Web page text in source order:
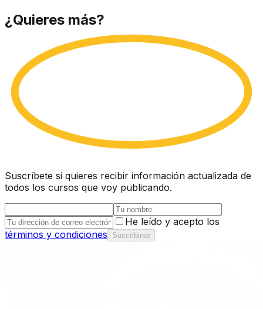
¿Quieres más?
Suscríbete si quieres recibir información actualizada de
todos los cursos que voy publicando.
He leído y acepto los
términos y condiciones
Suscribirse